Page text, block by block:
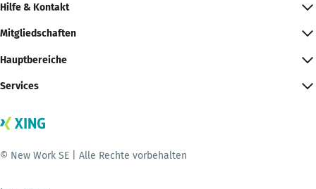
Hilfe & Kontakt
Mitgliedschaften
Hauptbereiche
Services
© New Work SE | Alle Rechte vorbehalten